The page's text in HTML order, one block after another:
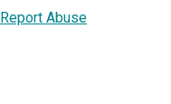
Report Abuse